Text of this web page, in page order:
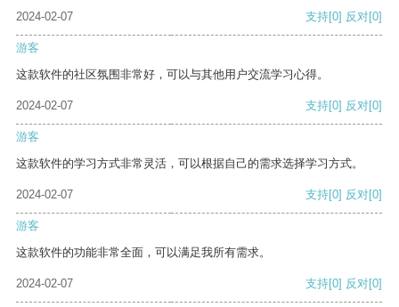
2024-02-07
支持[0] 反对[0]
游客
这款软件的社区氛围非常好，可以与其他用户交流学习心得。
2024-02-07 支持[0] 反对[0]
游客
这款软件的学习方式非常灵活，可以根据自己的需求选择学习方式。
2024-02-07 支持[0] 反对[0]
游客
这款软件的功能非常全面，可以满足我所有需求。
2024-02-07 支持[0] 反对[0]